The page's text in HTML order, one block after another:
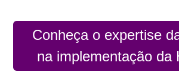
Conheça o expertise
na implementação da